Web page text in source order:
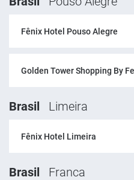
Fênix Hotel Pouso Alegre
Golden Tower Shopping By
Brasil Limeira
Fênix Hotel Limeira
Brasil Franca